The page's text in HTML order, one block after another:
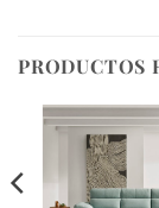
PRODUCTOS